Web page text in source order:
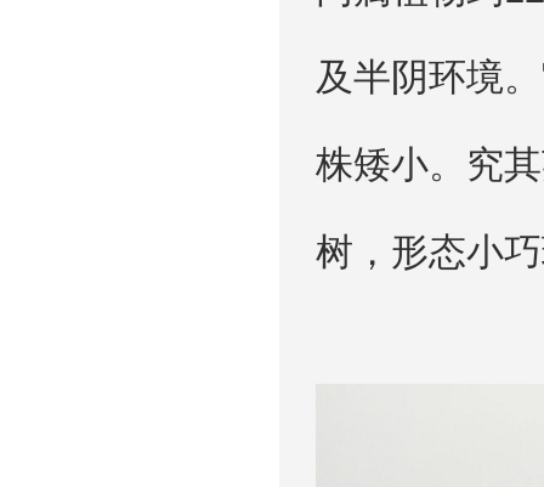
及半阴环境
株矮小。究
树，形态小